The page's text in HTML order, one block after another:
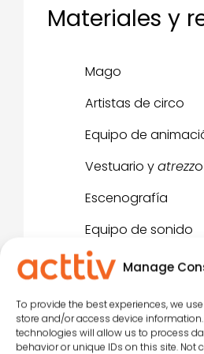
Manage
To provide the best experiences, we
store and/or access device
technologies will allow us to process
behavior or unique IDs on this site. Not
Materiales y
Mago
Artistas de circo
Equipo de
Vestuario yatrezzo
Escenografía
Equipo de sonido
Fusiones
Acttiv